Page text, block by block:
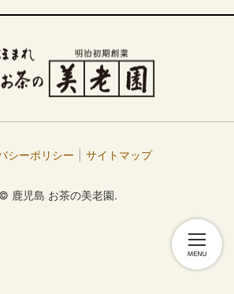
シーポリシー サイトマップ
© 鹿児島 お茶の美老園.